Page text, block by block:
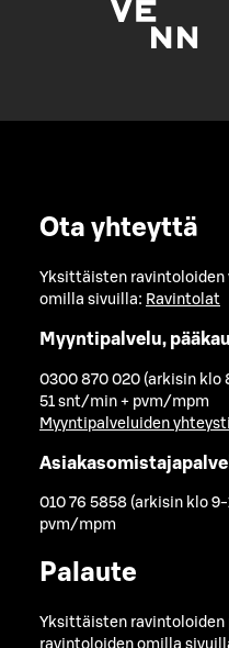
Ota yhteyttä
Yksittäisten
omilla sivuilla: Ravintolat
Myyntipalvelu,
0300 870 020 (arkisin klo
51 snt/min + pvm/mpm
Myyntipalveluiden
010 76 5858 (arkisin klo 9-
pvm/mpm
Palaute
Yksittäisten
ravintoloiden omilla